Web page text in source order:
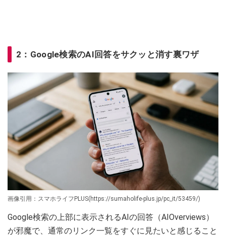
2：Google検索のAI回答をサクッと消す裏ワザ
画像引用：スマホライフPLUS(https://sumaholife-plus.jp/pc_it/53459/)
Google検索の上部に表示されるAIの回答（AIOverviews）
が邪魔で、通常のリンク一覧をすぐに見たいと感じること